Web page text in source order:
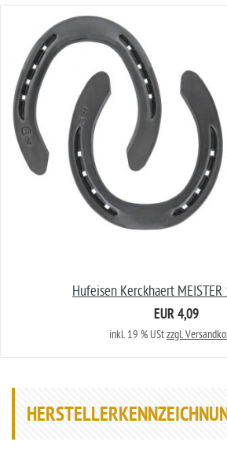
Hufeisen Kerckhaert
EUR 4,09
inkl. 19 % UStzzgl.